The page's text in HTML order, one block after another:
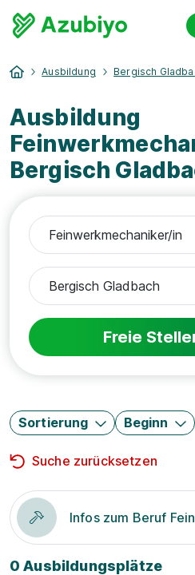
Ausbildung Bergisch
Ausbildung
Bergisch
Freie
Sortierung Beginn
Suche zurücksetzen
Infos zum Beruf
0 Ausbildungsplätze